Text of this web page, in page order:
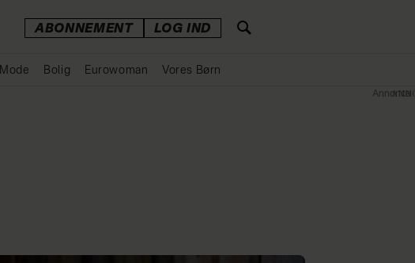
ABONNEMENT LOG IND
Mode Bolig Eurowoman Vores Børn
Annonce